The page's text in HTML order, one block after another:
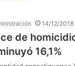
14/12/2018
de
16,1%